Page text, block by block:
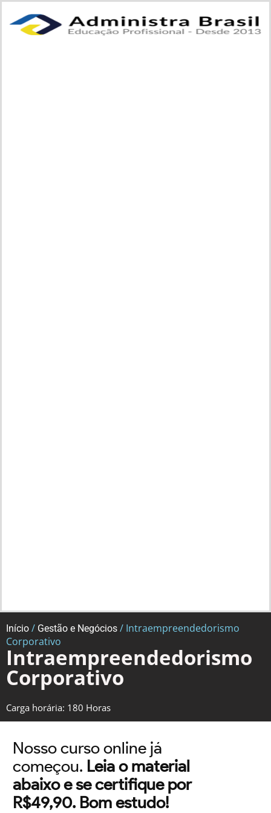
Início / Gestão e Negócios / Intraempreendedorismo
Corporativo
Intraempreendedorismo
Corporativo
Carga horária: 180 Horas
Nosso curso online já
começou. Leia o material
abaixo e se certifique por
R$49,90. Bom estudo!